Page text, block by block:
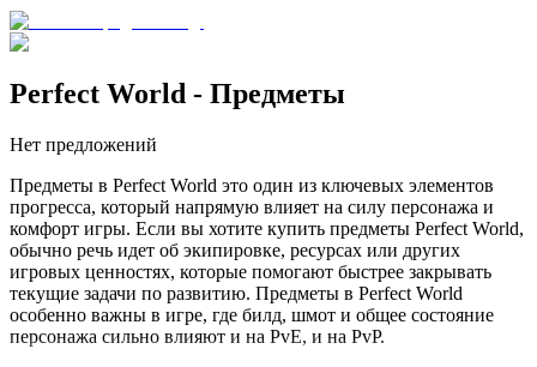
Perfect World - Предметы
Нет предложений
Предметы в Perfect World это один из ключевых элементов
прогресса, который напрямую влияет на силу персонажа и
комфорт игры. Если вы хотите купить предметы Perfect World,
обычно речь идет об экипировке, ресурсах или других
игровых ценностях, которые помогают быстрее закрывать
текущие задачи по развитию. Предметы в Perfect World
особенно важны в игре, где билд, шмот и общее состояние
персонажа сильно влияют и на PvE, и на PvP.